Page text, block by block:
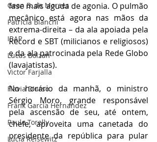
Gean B. de Moraes
Patrícia Bianchi
IBAP
Lucas Bolzan
Victor Farjalla
Flavia D'urso
Frank García Hernandez
Paulo Torelly
Lúcia Reisewitz
fase mais aguda de agonia. O pulmão
mecânico está agora nas mãos da
extrema-direita – da ala apoiada pela
Record e SBT (milicianos e religiosos)
e da ala patrocinada pela Rede Globo
(lavajatistas).
No horário da manhã, o ministro
Sérgio Moro, grande responsável
pela ascensão de seu, até ontem,
chefe, aproveita uma canetada do
presidente da república para pular